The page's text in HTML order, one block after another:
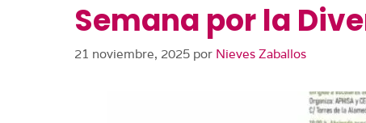
Semana por la
21 noviembre, 2025 por Nieves Zaballos